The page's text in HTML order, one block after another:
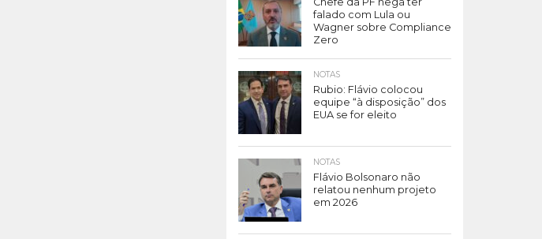
falado com Lula ou
Wagner sobre Compliance
Zero
NOTAS
Rubio: Flávio colocou
equipe “à disposição” dos
EUA se for eleito
NOTAS
Flávio Bolsonaro não
relatou nenhum projeto
em 2026